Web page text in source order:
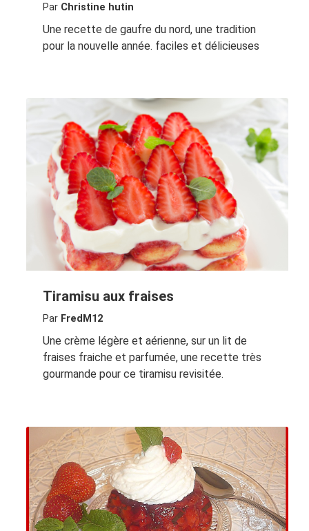
Par Christine hutin
Une recette de gaufre du nord, une tradition
pour la nouvelle année. faciles et délicieuses
Tiramisu aux fraises
Par FredM12
Une crème légère et aérienne, sur un lit de
fraises fraiche et parfumée, une recette très
gourmande pour ce tiramisu revisitée.